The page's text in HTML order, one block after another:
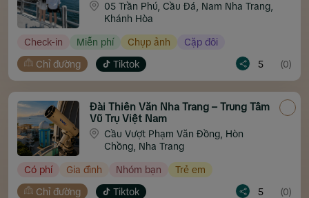
05 Trần Phú, Cầu Đá, Nam Nha Trang,
Khánh Hòa
Check-in Miễn phí Chụp ảnh
Cặp đôi
Chỉ đường
Tiktok 5 (0)
Đài Thiên Văn Nha Trang – Trung Tâm
Vũ Trụ Việt Nam
Cầu Vượt Phạm Văn Đồng, Hòn
Chồng, Nha Trang
Có phí Gia đình Nhóm bạn
Trẻ em
Chỉ đường
Tiktok 5 (0)